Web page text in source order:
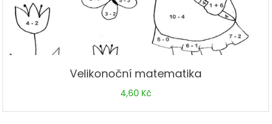
Velikonoční matematika
4,60 Kč